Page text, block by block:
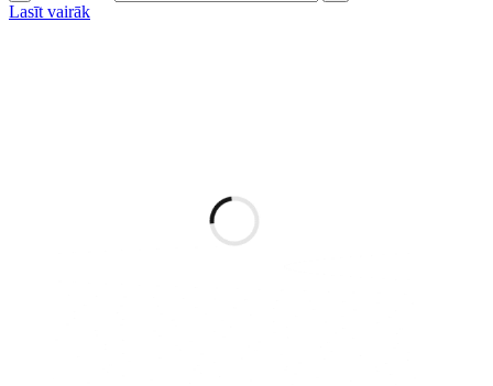
Lasīt vairāk